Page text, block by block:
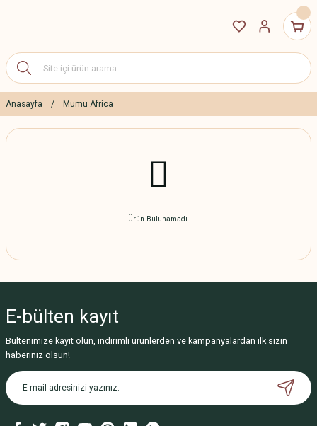
Anasayfa Mumu Africa
Ürün Bulunamadı.
E-bülten kayıt
Bültenimize kayıt olun, indirimli ürünlerden ve kampanyalardan ilk sizin
haberiniz olsun!